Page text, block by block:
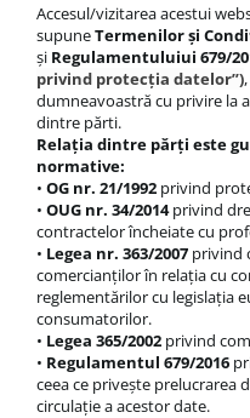
Accesul/vizitarea acestui
supuneTermenilor și
și Regulamentuluiui 679/
privind protecția datelor”)
dumneavoastră cu privire la
dintre părti.
Relația dintre părți este
normative:
• OG nr. 21/1992 privind
• OUG nr. 34/2014privind
contractelor încheiate cu
• Legea nr. 363/2007 privind
comercianților în relația cu
reglementărilor cu legislația
consumatorilor.
• Legea 365/2002 privind
• Regulamentul 679/2016
ceea ce privește prelucrarea
circulație a acestor date.